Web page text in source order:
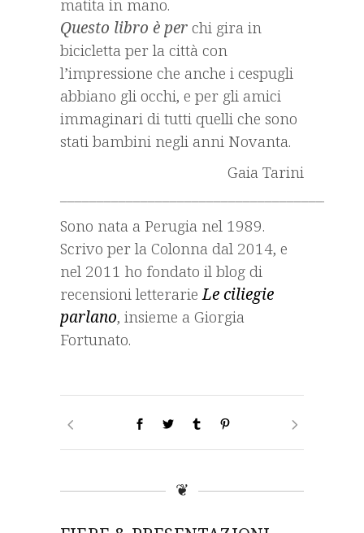
matita in mano.
Questo libro è perchi gira in
bicicletta per la città con
l’impressione che anche i cespugli
abbiano gli occhi, e per gli amici
immaginari di tutti quelli che sono
stati bambini negli anni Novanta.
Gaia Tarini
Sono nata a Perugia nel 1989.
Scrivo per la Colonna dal 2014, e
nel 2011 ho fondato il blog di
recensioni letterarieLe ciliegie
parlano, insieme a Giorgia
Fortunato.
❦